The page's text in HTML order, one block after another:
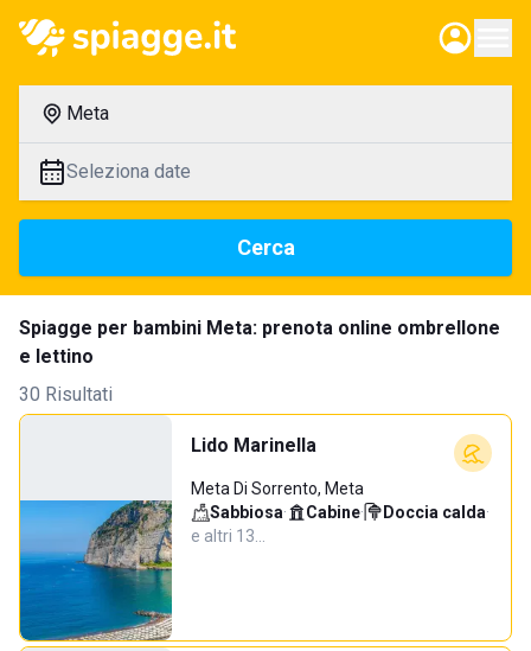
Meta
Seleziona date
Cerca
Spiagge per bambini Meta: prenota online ombrellone
e lettino
30 Risultati
Lido Marinella
Meta Di Sorrento, Meta
Sabbiosa· Cabine· Doccia calda·
e altri 13…